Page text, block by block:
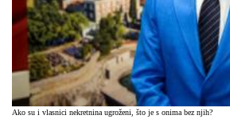
Ako su i vlasnici nekretnina ugroženi, što je s onima bez njih?